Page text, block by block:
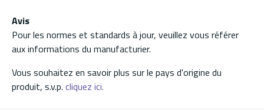
Avis
Pour les normes et standards à jour, veuillez vous référer
aux informations du manufacturier.
Vous souhaitez en savoir plus sur le pays d'origine du
produit, s.v.p. cliquez ici.